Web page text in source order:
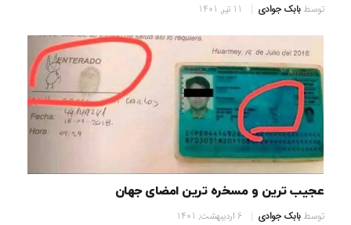
توسطبابک جوادی 11 تیر, 1401
عجیب ترین و مسخره ترین امضای جهان
توسطبابک جوادی 6 اردیبهشت, 1401